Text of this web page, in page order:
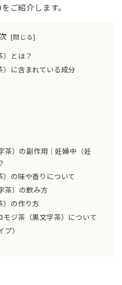
ご紹介します。
）とは？
）に含まれている成分
茶）の副作用｜妊婦中（妊
の味や香りについて
茶）の飲み方
）の作り方
モジ茶（黒文字茶）について
）